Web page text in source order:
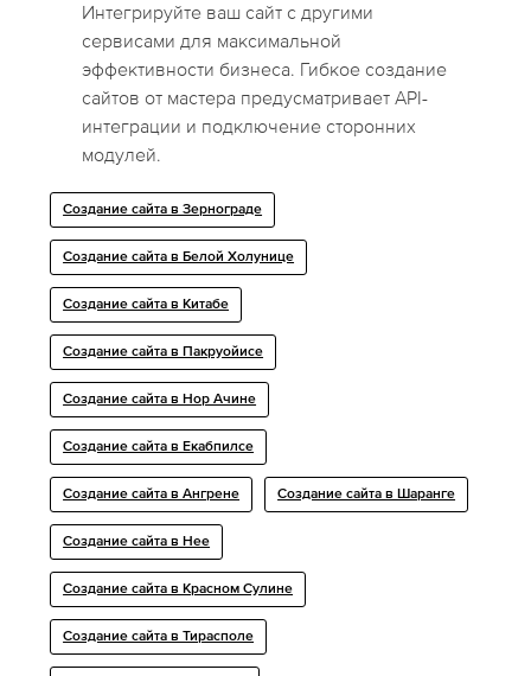
Интегрируйте ваш сайт с другими
сервисами для максимальной
эффективности бизнеса. Гибкое создание
сайтов от мастера предусматривает API-
интеграции и подключение сторонних
модулей.
Создание сайта в Зернограде
Создание сайта в Белой Холунице
Создание сайта в Китабе
Создание сайта в Пакруойисе
Создание сайта в Нор Ачине
Создание сайта в Екабпилсе
Создание сайта в Ангрене Создание сайта в Шаранге
Создание сайта в Нее
Создание сайта в Красном Сулине
Создание сайта в Тирасполе